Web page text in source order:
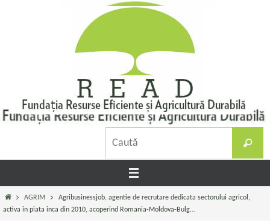
Caută
Prima
pagină
AGRIM
Agribusinessjob, agentie de recrutare dedicata sectorului agricol,
activa in piata inca din 2010, acoperind Romania-Moldova-Bulg…